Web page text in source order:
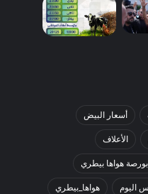
أسعار البيض
الأعلاف
بورصة هواها بيطري
اليوم هواها_بيطري